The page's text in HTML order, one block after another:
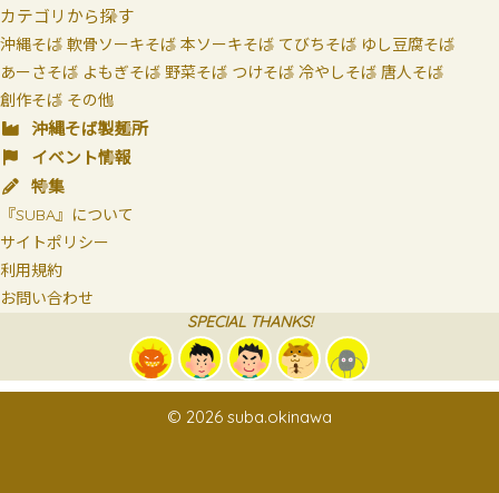
カテゴリから探す
沖縄そば 軟骨ソーキそば 本ソーキそば てびちそば ゆし豆腐そば
あーさそば よもぎそば 野菜そば つけそば 冷やしそば 唐人そば
創作そば その他
沖縄そば製麺所
イベント情報
特集
『SUBA』について
サイトポリシー
利用規約
お問い合わせ
SPECIAL THANKS!
© 2026 suba.okinawa